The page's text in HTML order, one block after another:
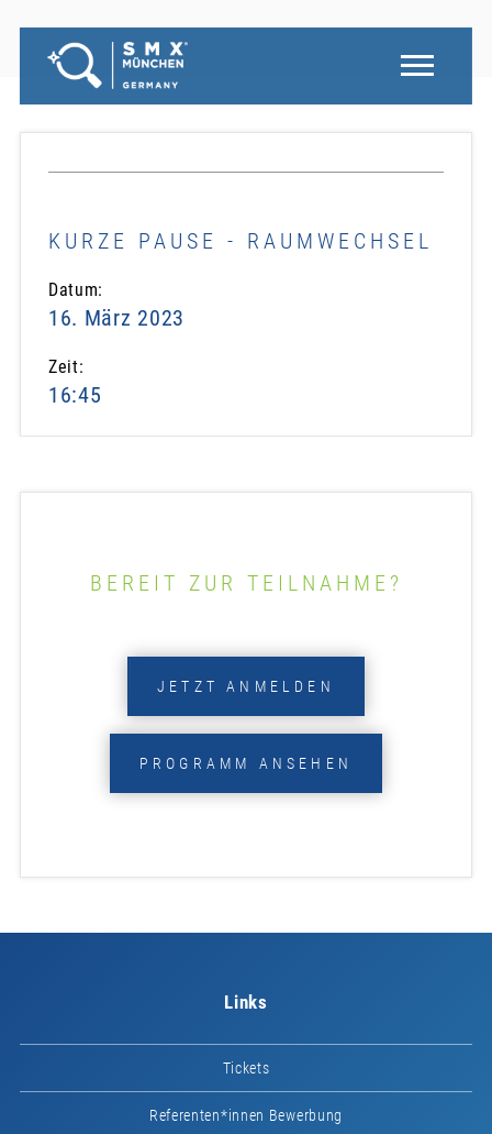
KURZE PAUSE - RAUMWECHSEL
Datum:
16. März 2023
Zeit:
16:45
BEREIT ZUR TEILNAHME?
JETZT ANMELDEN
PROGRAMM ANSEHEN
Links
Tickets
Referenten*innen Bewerbung